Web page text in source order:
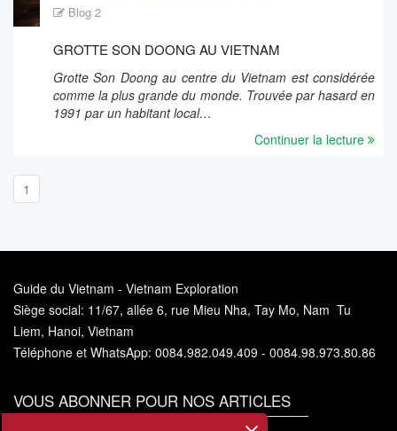
Blog 2
GROTTE SON DOONG AU VIETNAM
Grotte Son Doong au centre du Vietnam est considérée
comme la plus grande du monde. Trouvée par hasard en
1991 par un habitant local…
Continuer la lecture
1
Guide du Vietnam - Vietnam Exploration
Siège social: 11/67, allée 6, rue Mieu Nha, Tay Mo, Nam Tu
Liem, Hanoi, Vietnam
Téléphone et WhatsApp: 0084.982.049.409 - 0084.98.973.80.86
VOUS ABONNER POUR NOS ARTICLES